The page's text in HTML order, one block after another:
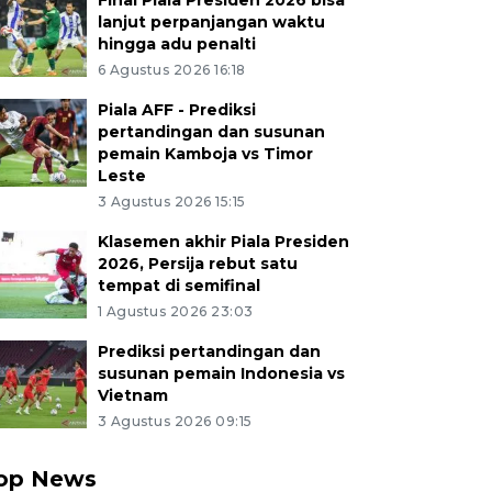
lanjut perpanjangan waktu
hingga adu penalti
6 Agustus 2026 16:18
Piala AFF - Prediksi
pertandingan dan susunan
pemain Kamboja vs Timor
Leste
3 Agustus 2026 15:15
Klasemen akhir Piala Presiden
2026, Persija rebut satu
tempat di semifinal
1 Agustus 2026 23:03
Prediksi pertandingan dan
susunan pemain Indonesia vs
Vietnam
3 Agustus 2026 09:15
News